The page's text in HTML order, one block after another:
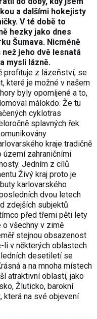
a dalšími hokejisty
V té době to
hezky jako dnes
Šumava. Nicméně
jeho dvě lesnatá
mysli lázně.
profituje z lázeňství, se
které je možné v našem
byly opomíjené a to,
málokdo. Že tu
cyklotras
splavných řek
kraje tradičně
území zahraničními
Jedním z cílů
Živý kraj proto je
karlovarského
dvou letech
zdejších subjektů
před třemi pěti lety
o všechny v zimě
stejnou obsazenost
li v některých oblastech
desetiletí se
a na mnoha místech
atraktivní oblasti, jako
Žluticko, barokní
která na své objevení